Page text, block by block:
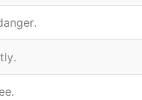
.The brave firefighter saved the child from danger
.My biggest dream is to speak English fluently
.She successfully finished her master’s degree